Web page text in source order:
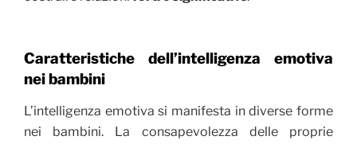
Caratteristiche dell’intelligenza emotiva
nei bambini
L’intelligenza emotiva si manifesta in diverse forme
nei bambini. La consapevolezza delle proprie